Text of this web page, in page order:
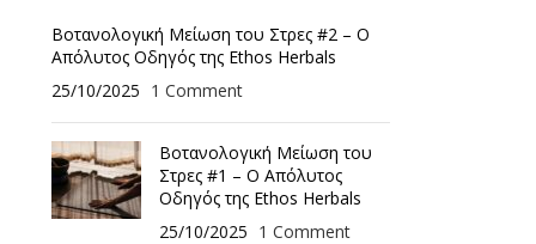
Βοτανολογική Μείωση του Στρες #2 – Ο
Απόλυτος Οδηγός της Ethos Herbals
25/10/2025 1 Comment
Βοτανολογική Μείωση του
Στρες #1 – Ο Απόλυτος
Οδηγός της Ethos Herbals
25/10/2025 1 Comment